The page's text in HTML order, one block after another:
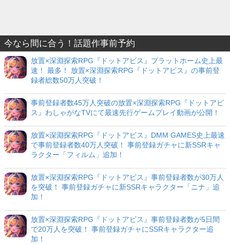
今なら間に合う！話題作事前予約
放置×深淵探索RPG『ドットアビス』プラットホーム史上最
速！ 最多！ 放置×深淵探索RPG『ドットアビス』の事前登
録者総数50万人突破！
事前登録者数45万人突破の放置×深淵探索RPG『ドットアビ
ス』わしゃがなTVにて最速先行ゲームプレイ動画が公開！
放置×深淵探索RPG『ドットアビス』DMM GAMES史上最速
で事前登録者数40万人突破！ 事前登録ガチャに新SSRキャ
ラクター「フィルム」追加！
放置×深淵探索RPG『ドットアビス』事前登録者数が30万人
を突破！ 事前登録ガチャに新SSRキャラクター「ニナ」追
加！
放置×深淵探索RPG『ドットアビス』事前登録者数が5日間
で20万人を突破！ 事前登録ガチャにSSRキャラクター追
加！